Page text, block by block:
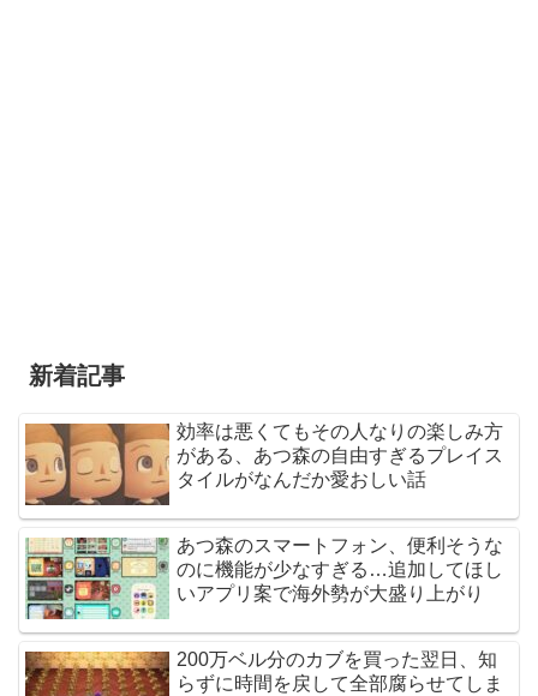
新着記事
効率は悪くてもその人なりの楽しみ方
がある、あつ森の自由すぎるプレイス
タイルがなんだか愛おしい話
あつ森のスマートフォン、便利そうな
のに機能が少なすぎる…追加してほし
いアプリ案で海外勢が大盛り上がり
200万ベル分のカブを買った翌日、知
らずに時間を戻して全部腐らせてしま